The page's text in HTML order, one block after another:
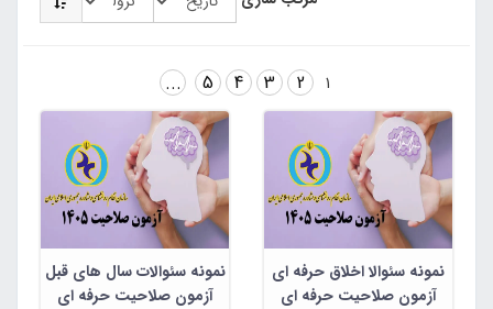
1
2
3
4
5
...
نمونه سئوالا اخلاق حرفه ای
آزمون صلاحیت حرفه ای
نمونه سئوالات سال های قبل
آزمون صلاحیت حرفه ای